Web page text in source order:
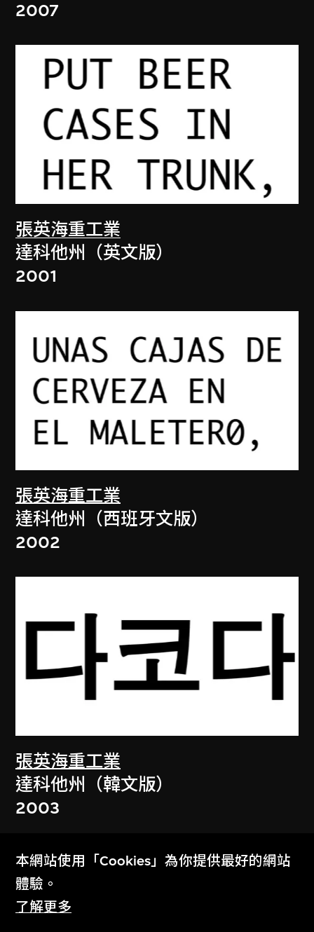
2007
張英海重工業
達科他州（英文版）
2001
張英海重工業
達科他州（西班牙文版）
2002
張英海重工業
達科他州（韓文版）
2003
本網站使用「Cookies」為你提供最好的網站
體驗。
了解更多